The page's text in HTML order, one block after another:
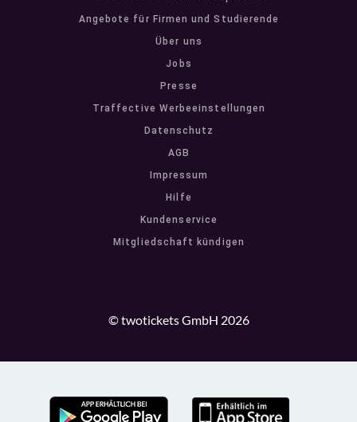
Angebote für Firmen und Studierende
Über uns
Jobs
Presse
Traffective Werbeeinstellungen
Datenschutz
AGB
Impressum
Hilfe
Kundenservice
Mitgliedschaft kündigen
© twotickets GmbH 2026